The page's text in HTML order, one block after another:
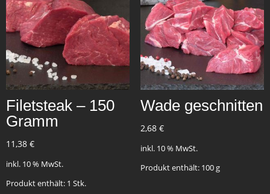
Filetsteak – 150
Gramm
11,38 €
inkl. 10 % MwSt.
Produkt enthält: 1 Stk.
Wade geschnitten
2,68 €
inkl. 10 % MwSt.
Produkt enthält: 100g